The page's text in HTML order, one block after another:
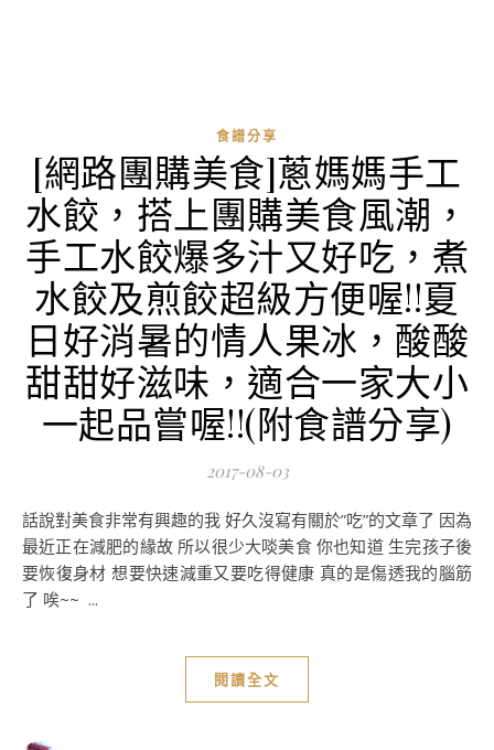
食譜分享
[網路團購美食]蔥媽媽手工
水餃，搭上團購美食風潮，
手工水餃爆多汁又好吃，煮
水餃及煎餃超級方便喔!!夏
日好消暑的情人果冰，酸酸
甜甜好滋味，適合一家大小
一起品嘗喔!!(附食譜分享)
2017-08-03
話說對美食非常有興趣的我 好久沒寫有關於”吃”的文章了 因為
最近正在減肥的緣故 所以很少大啖美食 你也知道 生完孩子後
要恢復身材 想要快速減重又要吃得健康 真的是傷透我的腦筋
了 唉~~ ...
閱讀全文